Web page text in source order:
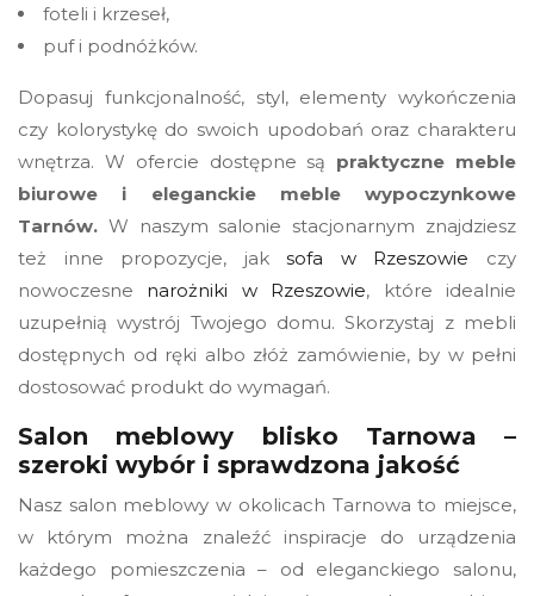
foteli i krzeseł,
puf i podnóżków.
Dopasuj funkcjonalność, styl, elementy wykończenia
czy kolorystykę do swoich upodobań oraz charakteru
wnętrza. W ofercie dostępne są praktyczne meble
biurowe i eleganckie
meble wypoczynkowe
Tarnów. W naszym salonie stacjonarnym znajdziesz
też inne propozycje, jaksofa w Rzeszowie czy
nowoczesne narożniki w Rzeszowie, które idealnie
uzupełnią wystrój Twojego domu. Skorzystaj z mebli
dostępnych od ręki albo złóż zamówienie, by w pełni
dostosować produkt do wymagań.
Salon meblowy blisko Tarnowa –
szeroki wybór i sprawdzona jakość
Nasz salon meblowy w okolicach Tarnowa to miejsce,
w którym można znaleźć inspiracje do urządzenia
każdego pomieszczenia – od eleganckiego salonu,